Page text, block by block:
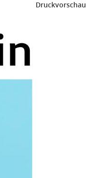
Druckvorschau